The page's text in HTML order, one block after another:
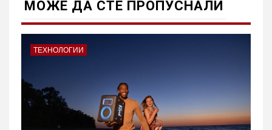
МОЖE ДА СТЕ ПРОПУСНАЛИ
ТЕХНОЛОГИИ